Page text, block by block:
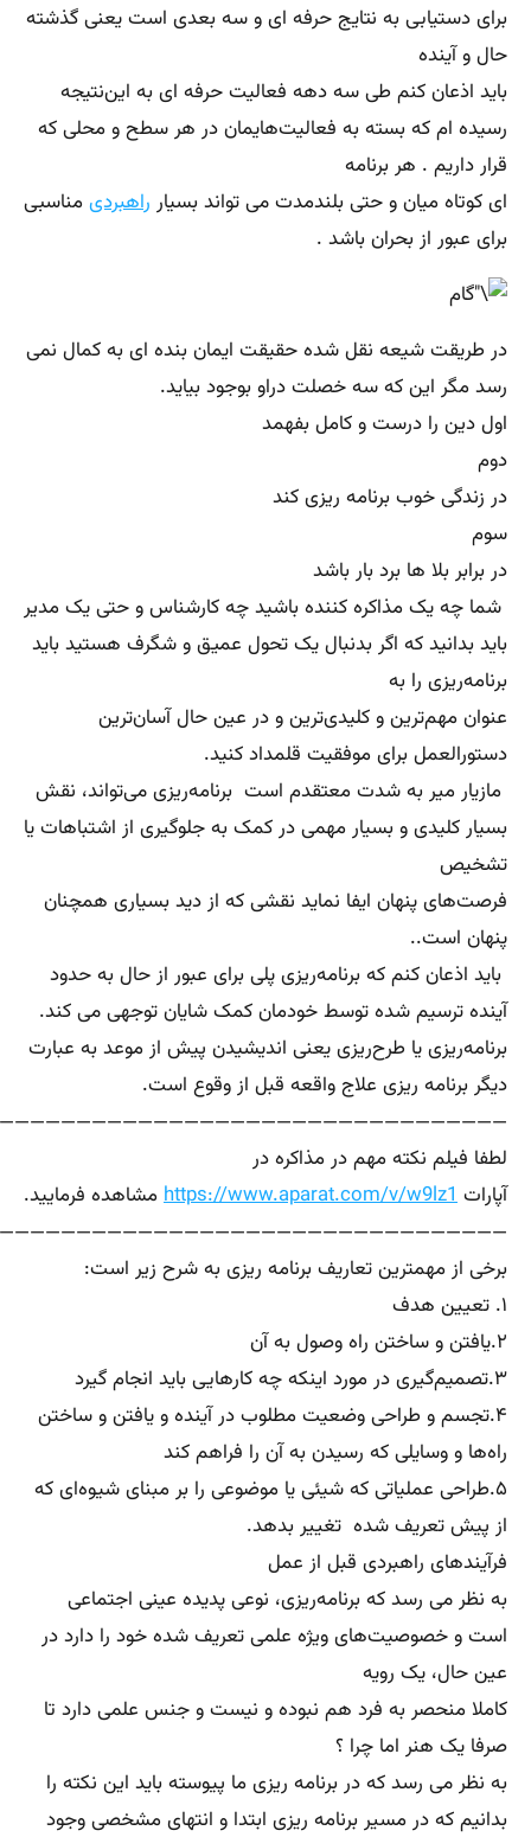
برای دستیابی به نتایج حرفه ای و سه بعدی است یعنی گذشته
حال و آینده
باید اذعان کنم طی سه دهه فعالیت حرفه ای به این‌نتیجه
رسیده ام که بسته به فعالیت‌هایمان در هر سطح و محلی که
قرار داریم . هر برنامه
ای کوتاه میان و حتی بلندمدت می تواند بسیار راهبردیمناسبی
برای عبور از بحران باشد .
در طریقت شیعه نقل شده حقیقت ایمان بنده ای به کمال نمی
رسد مگر این که سه خصلت دراو بوجود بیاید.
اول دین را درست و کامل بفهمد
دوم
در زندگی خوب برنامه ریزی کند
سوم
در برابر بلا ها برد بار باشد
شما چه یک مذاکره کننده باشید چه کارشناس و حتی یک مدیر
باید بدانید که اگر بدنبال یک تحول عمیق و شگرف هستید باید
برنامه‌ریزی را به
عنوان مهم‌ترین و کلیدی‌ترین و در عین حال آسان‌ترین
دستورالعمل برای موفقیت قلمداد کنید.
مازیار میر به شدت معتقدم است برنامه‌ریزی می‌تواند، نقش
بسیار کلیدی و بسیار مهمی در کمک به جلوگیری از اشتباهات یا
تشخیص
فرصت‌های پنهان ایفا نماید نقشی که از دید بسیاری همچنان
پنهان است..
باید اذعان کنم که برنامه‌ریزی پلی برای عبور از حال به حدود
آینده ترسیم شده توسط خودمان کمک شایان توجهی می کند.
برنامه‌ریزی یا طرح‌ریزی یعنی اندیشیدن پیش از موعد به عبارت
دیگر برنامه ریزی علاج واقعه قبل از وقوع است.
لطفا فیلم نکته مهم در مذاکره در
آپاراتhttps://www.aparat.com/v/w9lz1مشاهده فرمایید.
برخی از مهمترین تعاریف برنامه ریزی به شرح زیر است:
۱. تعیین هدف
۲.یافتن و ساختن راه وصول به آن
۳.تصمیم‌گیری در مورد اینکه چه کارهایی باید انجام گیرد
۴.تجسم و طراحی وضعیت مطلوب در آینده و یافتن و ساختن
راه‌ها و وسایلی که رسیدن به آن را فراهم کند
۵.طراحی عملیاتی که شیئی یا موضوعی را بر مبنای شیوه‌ای که
از پیش تعریف شده تغییر بدهد.
فرآیندهای راهبردی قبل از عمل
به نظر می رسد که برنامه‌ریزی، نوعی پدیده عینی اجتماعی
است و خصوصیت‌های ویژه علمی تعریف شده خود را دارد در
عین حال، یک رویه
کاملا منحصر به‌ فرد هم نبوده و نیست و جنس علمی دارد تا
صرفا یک هنر اما چرا ؟
به نظر می رسد که در برنامه ریزی ما پیوسته باید این نکته را
بدانیم که در مسیر برنامه ریزی ابتدا و انتهای مشخصی وجود